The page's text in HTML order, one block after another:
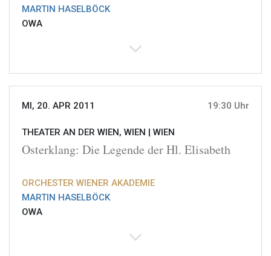
MARTIN HASELBÖCK
OWA
MI, 20. APR 2011 19:30 Uhr
THEATER AN DER WIEN, WIEN | WIEN
Osterklang: Die Legende der Hl. Elisabeth
ORCHESTER WIENER AKADEMIE
MARTIN HASELBÖCK
OWA